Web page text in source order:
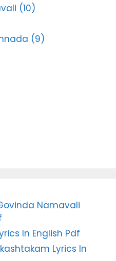
(10)
(9)
Namavali
In English Pdf
Lyrics In